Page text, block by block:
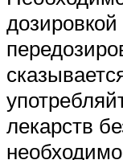
лекарств